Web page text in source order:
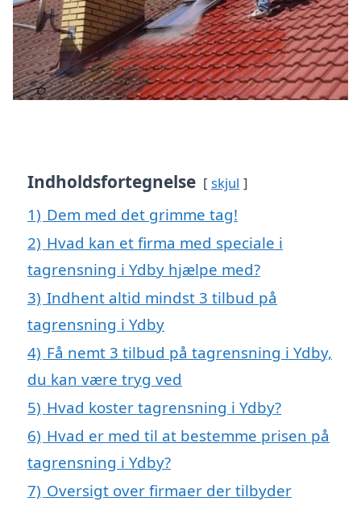
Indholdsfortegnelse skjul
1) Dem med det grimme tag!
2) Hvad kan et firma med speciale i
tagrensning i Ydby hjælpe med?
3) Indhent altid mindst 3 tilbud på
tagrensning i Ydby
4) Få nemt 3 tilbud på tagrensning i Ydby,
du kan være tryg ved
5) Hvad koster tagrensning i Ydby?
6) Hvad er med til at bestemme prisen på
tagrensning i Ydby?
7) Oversigt over firmaer der tilbyder